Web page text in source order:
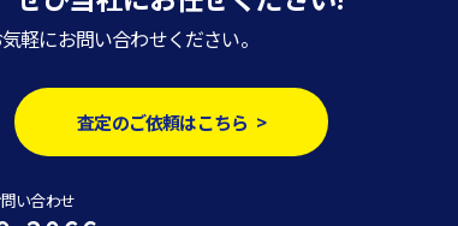
軽にお問い合わせください。
査定のご依頼はこちら >
い合わせ